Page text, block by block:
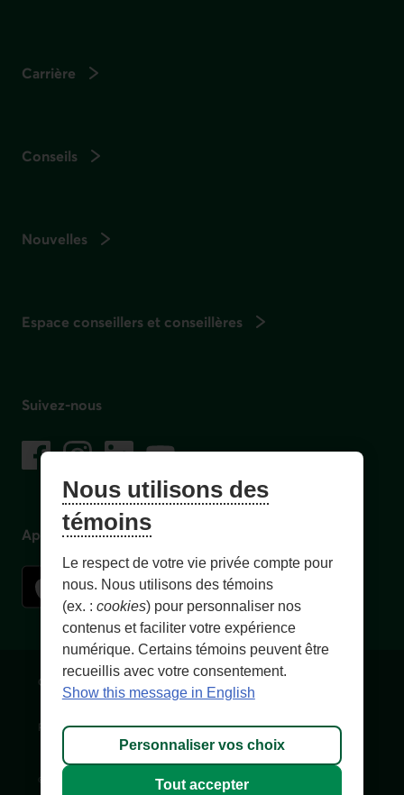
Carrière
Conseils
Nouvelles
Espace conseillers et conseillères
Suivez-nous
Facebook
– Lien externe au site. Cet hyperlien s'ouvrira dans une
Instagram
– Lien externe au site. Cet hyperlien s'ouvrira dans
LinkedIn
– Lien externe au site. Cet hyperlien
YouTube
– Lien externe au site. Cet hyperlien
Application mobile
Conditions d'utilisation et notes légales
Personnaliser les témoins Accessibilité Plan du site
© 1996-
, Fédération des caisses Desjardins du Québec. Tous
Nous utilisons des
témoins
Le respect de votre vie privée compte pour
nous. Nous utilisons des témoins
(ex. : cookies) pour personnaliser nos
contenus et faciliter votre expérience
numérique. Certains témoins peuvent être
recueillis avec votre consentement.
Show this message in English
Personnaliser vos choix
Tout accepter